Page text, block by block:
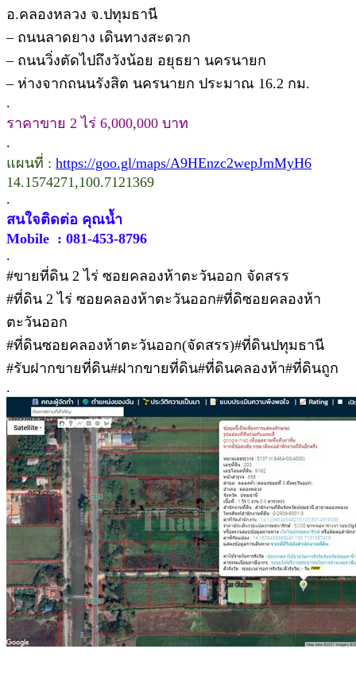
อ.คลองหลวง จ.ปทุมธานี
– ถนนลาดยาง เดินทางสะดวก
– ถนนวิ่งตัดไปถึงวังน้อย อยุธยา นครนายก
– ห่างจากถนนรังสิต นครนายก ประมาณ 16.2 กม.
.
ราคาขาย 2 ไร่ 6,000,000 บาท
.
แผนที่ : https://goo.gl/maps/A9HEnzc2wepJmMyH6
14.1574271,100.7121369
.
สนใจติดต่อ คุณน้ำ
Mobile : 081-453-8796
.
#ขายที่ดิน 2 ไร่ ซอยคลองห้าตะวันออก จัดสรร
#ที่ดิน 2 ไร่ ซอยคลองห้าตะวันออก#ที่ดิซอยคลองห้า
ตะวันออก
#ที่ดินซอยคลองห้าตะวันออก(จัดสรร)#ที่ดินปทุมธานี
#รับฝากขายที่ดิน#ฝากขายที่ดิน#ที่ดินคลองห้า#ที่ดินถูก
.